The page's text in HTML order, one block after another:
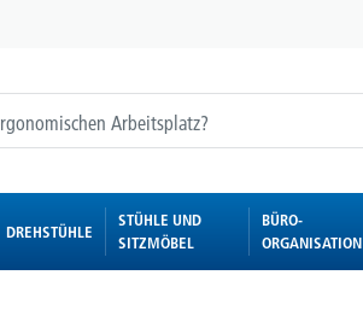
DREHSTÜHLE
STÜHLE UND
SITZMÖBEL
BÜRO-
ORGANISATION